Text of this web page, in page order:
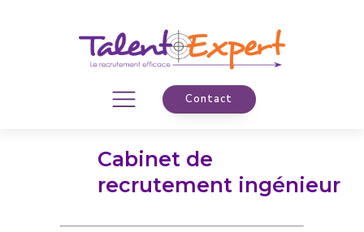
Contact
Cabinet de
recrutement ingénieur